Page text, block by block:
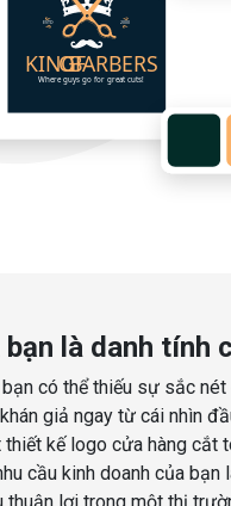
là danh tính
có thể thiếu sự sắc nét
giả ngay từ cái nhìn
kế logo cửa hàng cắt
cầu kinh doanh của bạn